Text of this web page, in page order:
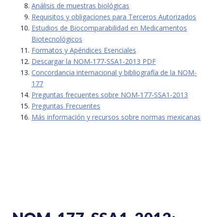
Análisis de muestras biológicas
Requisitos y obligaciones para Terceros Autorizados
Estudios de Biocomparabilidad en Medicamentos
Biotecnológicos
Formatos y Apéndices Esenciales
Descargar la NOM-177-SSA1-2013 PDF
Concordancia internacional y bibliografía de la NOM-
177
Preguntas frecuentes sobre NOM-177-SSA1-2013
Preguntas Frecuentes
Más información y recursos sobre normas mexicanas